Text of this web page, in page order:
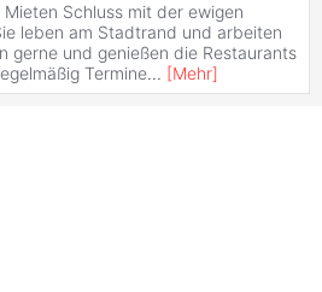
Mieten Schluss mit der ewigen
leben am Stadtrand und arbeiten
gerne und genießen die Restaurants
Termine... [Mehr]